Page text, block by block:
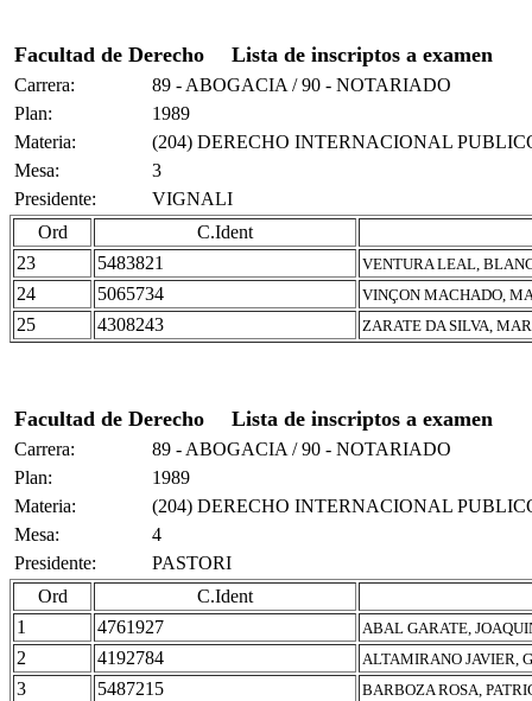
Facultad de Derecho Lista de inscriptos a examen
Carrera:
89 - ABOGACIA / 90 - NOTARIADO
Plan:
1989
Materia:
(204) DERECHO INTERNACIONAL
Mesa:
3
Presidente:
VIGNALI
Ord
C.Ident
23
5483821 VENTURA LEAL,
24 5065734 VINÇON MACHADO,
25 4308243 ZARATE DA SILVA,
Facultad de Derecho Lista de inscriptos a examen
Carrera:
89 - ABOGACIA / 90 - NOTARIADO
Plan:
1989
Materia:
(204) DERECHO INTERNACIONAL
Mesa:
4
Presidente:
PASTORI
Ord
C.Ident
1
4761927 ABAL GARATE,
2 4192784 ALTAMIRANO JAVIER,
3 5487215 BARBOZA ROSA,